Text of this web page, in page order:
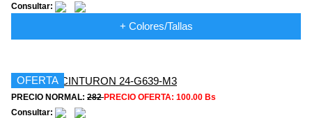
Consultar:
+ Colores/Tallas
OFERTA
PRECIO NORMAL: 282PRECIO OFERTA: 100.00 Bs
Consultar: